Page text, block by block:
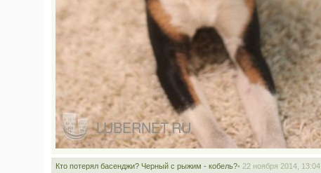
Кто потерял басенджи? Черный с рыжим - кобель?• 22 ноября 2014, 13:04,